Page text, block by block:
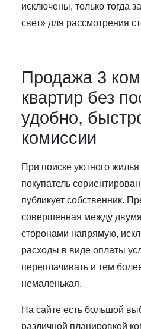
исключены, только тогда
свет» для рассмотрения
Продажа 3
квартир без
удобно,
комиссии
При поиске уютного
покупатель
публикует собственник.
совершенная между
сторонами напрямую,
расходы в виде оплаты
переплачивать и тем
немаленькая.
На сайте есть большой
различной планировкой